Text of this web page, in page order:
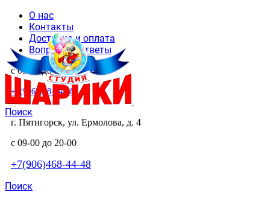
О нас
Контакты
Доставка и оплата
Вопросы и ответы
с 09-00 до 20-00
+7(906)468-44-48
Поиск
г. Пятигорск, ул. Ермолова, д. 4
с 09-00 до 20-00
+7(906)468-44-48
Поиск